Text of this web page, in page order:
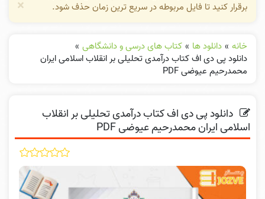
برقرار کنید تا فایل مربوطه در سریع ترین زمان حذف شود.
×
خانه » دانلود ها » کتاب های درسی و دانشگاهی »
دانلود پی دی اف کتاب درآمدی تحلیلی بر انقلاب اسلامی ایران
محمدرحیم عیوضی PDF
دانلود پی دی اف کتاب درآمدی تحلیلی بر انقلاب
اسلامی ایران محمدرحیم عیوضی PDF